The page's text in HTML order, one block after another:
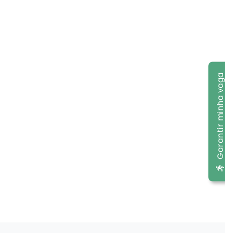
Garantir